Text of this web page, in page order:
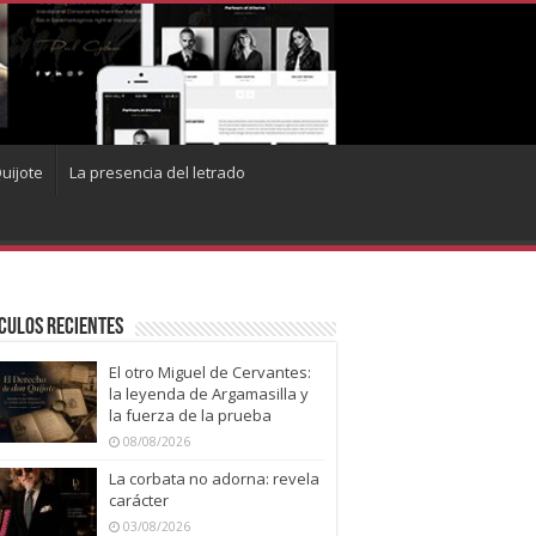
La presencia del letrado
recientes
El otro Miguel de Cervantes:
la leyenda de Argamasilla y
la fuerza de la prueba
08/08/2026
La corbata no adorna: revela
carácter
03/08/2026